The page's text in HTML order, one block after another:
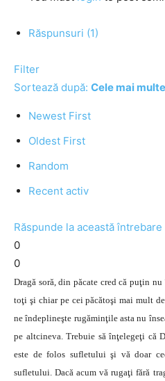
Răspunsuri (1)
Filter
Sortează după: Cele mai
Newest First
Oldest First
Random
Recent activ
Răspunde la această întrebare
0
0
Dragă soră, din păcate cred că puţin
toţi şi chiar pe cei păcătoşi mai mult
ne îndeplineşte rugăminţile asta nu
pe altcineva. Trebuie să înţelegeţi că
este de folos sufletului şi vă doar
sufletului. Dacă acum vă rugaţi fără